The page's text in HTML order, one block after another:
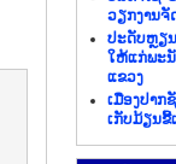
ວຽກງານຈັ
ປະດັບຫຼຽນ
ໃຫ້ແກ່ພະ
ແຂວງ
ເມືອງປາກ
ເກັບມ້ຽນຂີ້